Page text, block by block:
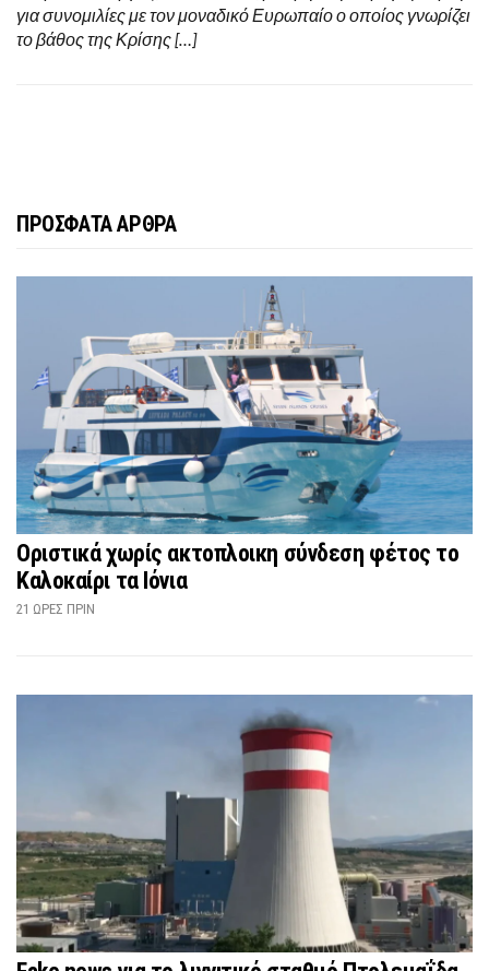
για συνομιλίες με τον μοναδικό Ευρωπαίο ο οποίος γνωρίζει
το βάθος της Κρίσης […]
ΠΡΟΣΦΑΤΑ ΑΡΘΡΑ
Οριστικά χωρίς ακτοπλοικη σύνδεση φέτος το
Καλοκαίρι τα Ιόνια
21 ΏΡΕΣ ΠΡΙΝ